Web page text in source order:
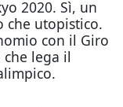
2020. Sì, un
che utopistico.
con il Giro
lega il